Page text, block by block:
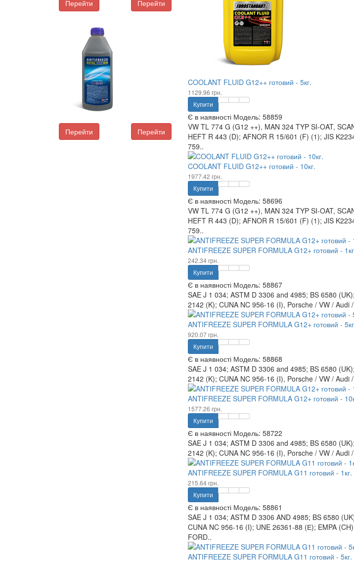
Перейти Перейти
Перейти Перейти
COOLANT FLUID G12++ готовий - 5кг.
1129.96 грн.
Купити
Є в наявності Модель: 58859
VW TL 774 G (G12 ++), MAN 324 TYP SI-OAT,
HEFT R 443 (D); AFNOR R 15/601 (F) (1); JIS
759..
COOLANT FLUID G12++ готовий - 10кг.
1977.42 грн.
Купити
Є в наявності Модель: 58696
VW TL 774 G (G12 ++), MAN 324 TYP SI-OAT,
HEFT R 443 (D); AFNOR R 15/601 (F) (1); JIS
759..
ANTIFREEZE SUPER FORMULA G12+ готовий -
242.34 грн.
Купити
Є в наявності Модель: 58867
SAE J 1 034; ASTM D 3306 and 4985; BS 6580
2142 (K); CUNA NC 956-16 (I), Porsche / VW /
ANTIFREEZE SUPER FORMULA G12+ готовий -
920.07 грн.
Купити
Є в наявності Модель: 58868
SAE J 1 034; ASTM D 3306 and 4985; BS 6580
2142 (K); CUNA NC 956-16 (I), Porsche / VW /
ANTIFREEZE SUPER FORMULA G12+ готовий -
1577.26 грн.
Купити
Є в наявності Модель: 58722
SAE J 1 034; ASTM D 3306 and 4985; BS 6580
2142 (K); CUNA NC 956-16 (I), Porsche / VW /
ANTIFREEZE SUPER FORMULA G11 готовий - 1кг.
215.64 грн.
Купити
Є в наявності Модель: 58861
SAE J 1 034; ASTM D 3306 AND 4985; BS 6580
CUNA NC 956-16 (I); UNE 26361-88 (Е); EMPA
FORD..
ANTIFREEZE SUPER FORMULA G11 готовий - 5кг.